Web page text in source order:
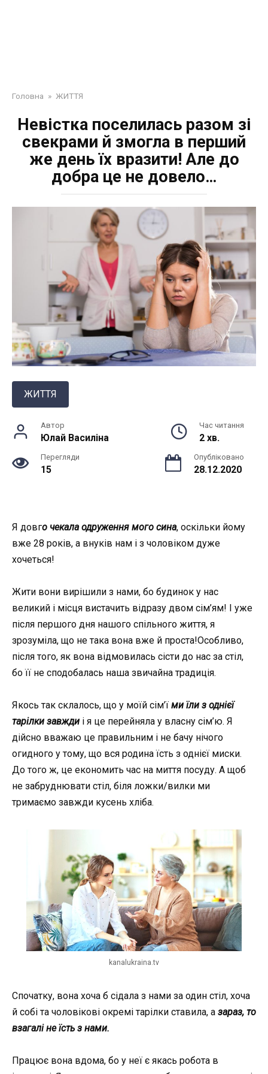
Головна » ЖИТТЯ
Невістка поселилась разом зі
свекрами й змогла в перший
же день їх вразити! Але до
добра це не довело…
ЖИТТЯ
Автор
Юлай Василiна
Час читання
2 хв.
Перегляди
15
Опубліковано
28.12.2020
Я довго чекала одруження мого сина, оскільки йому
вже 28 років, а внуків нам і з чоловіком дуже
хочеться!
Жити вони вирішили з нами, бо будинок у нас
великий і місця вистачить відразу двом сім’ям! І уже
після першого дня нашого спільного життя, я
зрозуміла, що не така вона вже й проста!Особливо,
після того, як вона відмовилась сісти до нас за стіл,
бо її не сподобалась наша звичайна традиція.
Якось так склалось, що у моїй сім’ї ми їли з однієї
тарілки завжди і я це перейняла у власну сім’ю. Я
дійсно вважаю це правильним і не бачу нічого
огидного у тому, що вся родина їсть з однієї миски.
До того ж, це економить час на миття посуду. А щоб
не забруднювати стіл, біля ложки/вилки ми
тримаємо завжди кусень хліба.
kanalukraina.tv
Спочатку, вона хоча б сідала з нами за один стіл, хоча
й собі та чоловікові окремі тарілки ставила, а зараз, то
взагалі не їсть з нами.
Працює вона вдома, бо у неї є якась робота в